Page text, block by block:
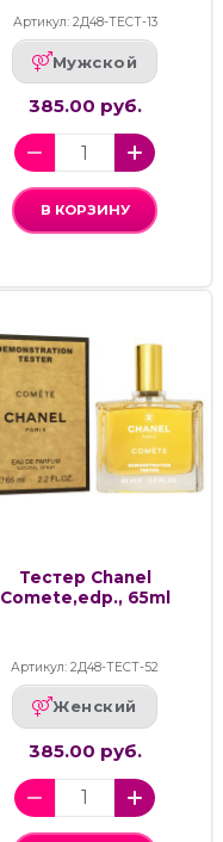
Артикул: 2Д48-ТЕСТ-13
Мужской
385.00 руб.
В КОРЗИНУ
Тестер Chanel
Comete,edp., 65ml
Артикул: 2Д48-ТЕСТ-52
Женский
385.00 руб.